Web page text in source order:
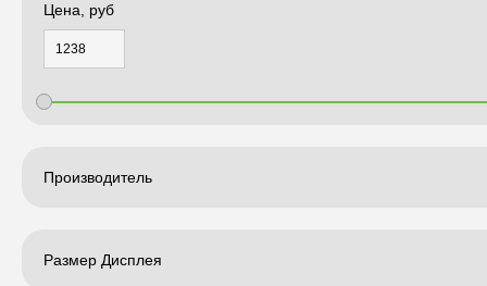
Цена, руб
Производитель
Размер Дисплея